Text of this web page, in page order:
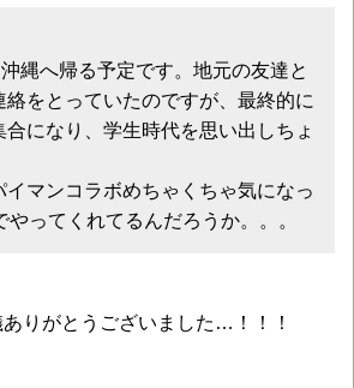
縄へ帰る予定です。地元の友達と
絡をとっていたのですが、最終的に
になり、学生時代を思い出しちょ
イマンコラボめちゃくちゃ気になっ
ってくれてるんだろうか。。。
ありがとうございました…！！！